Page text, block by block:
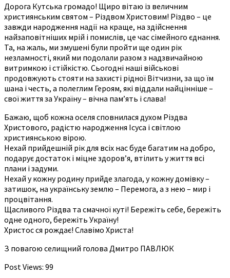
Дорога Кутська громадо! Щиро вітаю із величним
християнським святом – Різдвом Христовим! Різдво – це
завжди народження надії на краще, на здійснення
найзаповітніших мрій і помислів, це час сімейного єднання.
Та, на жаль, ми змушені були пройти ще один рік
незламності, який ми подолали разом з надзвичайною
витримкою і стійкістю. Сьогодні наші військові
продовжують стояти на захисті рідної Вітчизни, за що їм
шана і честь, а полеглим Героям, які віддали найцінніше –
свої життя за Україну – вічна пам’ять і слава!
Бажаю, щоб кожна оселя сповнилася духом Різдва
Христового, радістю народження Ісуса і світлою
християнською вірою.
Нехай прийдешній рік для всіх нас буде багатим на добро,
подарує достаток і міцне здоров’я, втілить у життя всі
плани і задуми.
Нехай у кожну родину прийде злагода, у кожну домівку –
затишок, на українську землю – Перемога, а з нею – мир і
процвітання.
Щасливого Різдва та смачної куті! Бережіть себе, бережіть
одне одного, бережіть Україну!
Христос ся рождає! Славімо Христа!
З повагою селищний голова Дмитро ПАВЛЮК
Post Views: 99